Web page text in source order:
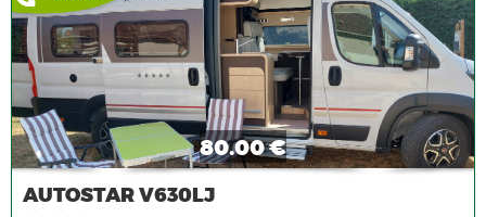
80.00 €
AUTOSTAR V630LJ